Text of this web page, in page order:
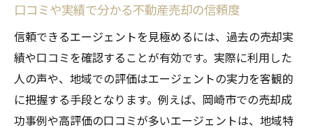
口コミや実績で分かる不動産売却の信頼度
信頼できるエージェントを見極めるには、過去の売却実
績や口コミを確認することが有効です。実際に利用した
人の声や、地域での評価はエージェントの実力を客観的
に把握する手段となります。例えば、岡崎市での売却成
功事例や高評価の口コミが多いエージェントは、地域特